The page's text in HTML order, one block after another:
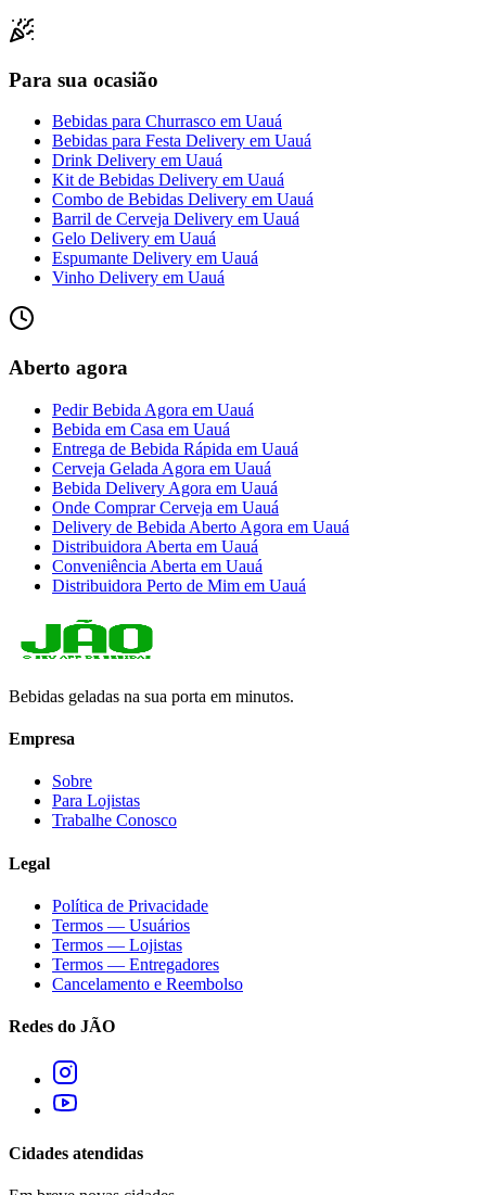
Para sua ocasião
Bebidas para Churrasco em Uauá
Bebidas para Festa Delivery em Uauá
Drink Delivery em Uauá
Kit de Bebidas Delivery em Uauá
Combo de Bebidas Delivery em Uauá
Barril de Cerveja Delivery em Uauá
Gelo Delivery em Uauá
Espumante Delivery em Uauá
Vinho Delivery em Uauá
Aberto agora
Pedir Bebida Agora em Uauá
Bebida em Casa em Uauá
Entrega de Bebida Rápida em Uauá
Cerveja Gelada Agora em Uauá
Bebida Delivery Agora em Uauá
Onde Comprar Cerveja em Uauá
Delivery de Bebida Aberto Agora em Uauá
Distribuidora Aberta em Uauá
Conveniência Aberta em Uauá
Distribuidora Perto de Mim em Uauá
Bebidas geladas na sua porta em minutos.
Empresa
Sobre
Para Lojistas
Trabalhe Conosco
Legal
Política de Privacidade
Termos — Usuários
Termos — Lojistas
Termos — Entregadores
Cancelamento e Reembolso
Redes do JÃO
Cidades atendidas